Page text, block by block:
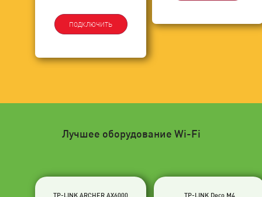
ПОДКЛЮЧИТЬ
Лучшее оборудование Wi-Fi
TP-LINK ARCHER AX6000 TP-LINK Deco M4